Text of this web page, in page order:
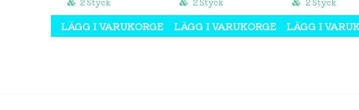
LÄGG I VARUKORGEN LÄGG I VARUKORGEN LÄGG I